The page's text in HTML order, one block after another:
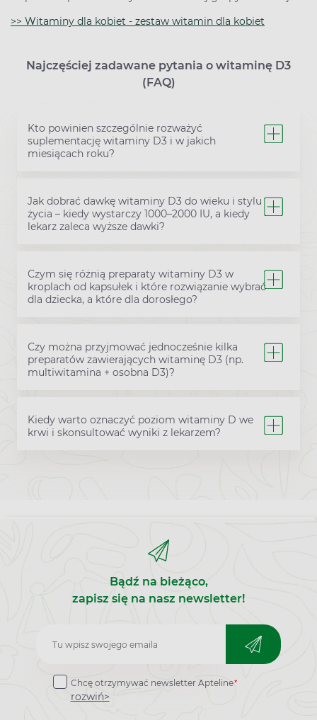
>> Witaminy dla kobiet - zestaw witamin dla kobiet
Najczęściej zadawane pytania o witaminę D3
(FAQ)
Kto powinien szczególnie rozważyć
suplementację witaminy D3 i w jakich
miesiącach roku?
Jak dobrać dawkę witaminy D3 do wieku i stylu
życia – kiedy wystarczy 1000–2000 IU, a kiedy
lekarz zaleca wyższe dawki?
Czym się różnią preparaty witaminy D3 w
kroplach od kapsułek i które rozwiązanie wybrać
dla dziecka, a które dla dorosłego?
Czy można przyjmować jednocześnie kilka
preparatów zawierających witaminę D3 (np.
multiwitamina + osobna D3)?
Kiedy warto oznaczyć poziom witaminy D we
krwi i skonsultować wyniki z lekarzem?
Bądź na bieżąco,
zapisz się na nasz newsletter!
Zapisz
do
newslettera
Chcę otrzymywać newsletter Apteline*
rozwiń>